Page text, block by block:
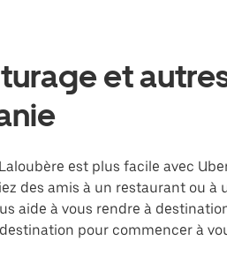
et
est plus facile avec
des amis à un restaurant ou
aide à vous rendre à
pour commencer à